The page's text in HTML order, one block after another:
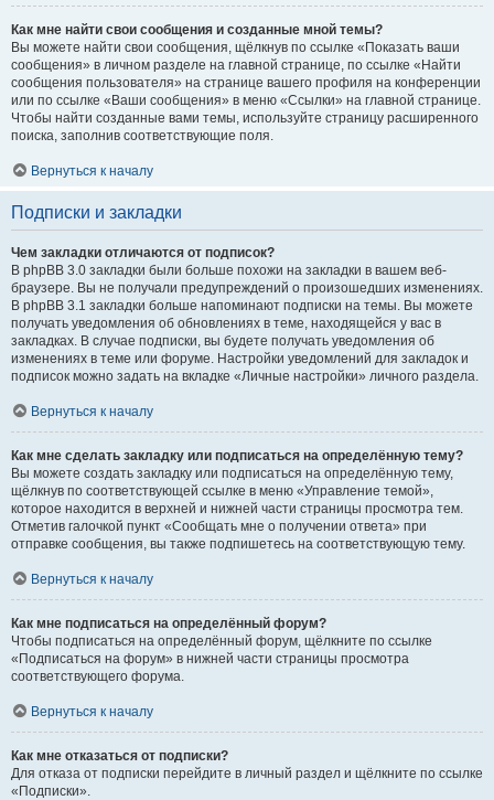
Как мне найти свои сообщения и созданные мной темы?
Вы можете найти свои сообщения, щёлкнув по ссылке «Показать ваши
сообщения» в личном разделе на главной странице, по ссылке «Найти
сообщения пользователя» на странице вашего профиля на конференции
или по ссылке «Ваши сообщения» в меню «Ссылки» на главной странице.
Чтобы найти созданные вами темы, используйте страницу расширенного
поиска, заполнив соответствующие поля.
Вернуться к началу
Подписки и закладки
Чем закладки отличаются от подписок?
В phpBB 3.0 закладки были больше похожи на закладки в вашем веб-
браузере. Вы не получали предупреждений о произошедших изменениях.
В phpBB 3.1 закладки больше напоминают подписки на темы. Вы можете
получать уведомления об обновлениях в теме, находящейся у вас в
закладках. В случае подписки, вы будете получать уведомления об
изменениях в теме или форуме. Настройки уведомлений для закладок и
подписок можно задать на вкладке «Личные настройки» личного раздела.
Вернуться к началу
Как мне сделать закладку или подписаться на определённую тему?
Вы можете создать закладку или подписаться на определённую тему,
щёлкнув по соответствующей ссылке в меню «Управление темой»,
которое находится в верхней и нижней части страницы просмотра тем.
Отметив галочкой пункт «Сообщать мне о получении ответа» при
отправке сообщения, вы также подпишетесь на соответствующую тему.
Вернуться к началу
Как мне подписаться на определённый форум?
Чтобы подписаться на определённый форум, щёлкните по ссылке
«Подписаться на форум» в нижней части страницы просмотра
соответствующего форума.
Вернуться к началу
Как мне отказаться от подписки?
Для отказа от подписки перейдите в личный раздел и щёлкните по ссылке
«Подписки».